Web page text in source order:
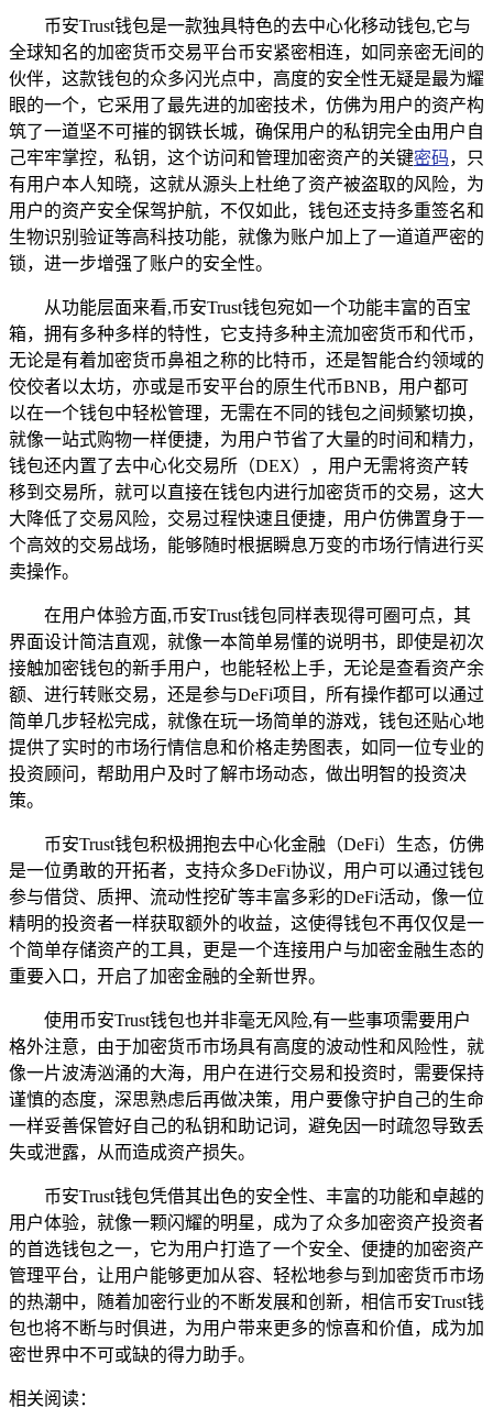
币安Trust钱包是一款独具特色的去中心化移动钱包,它与
全球知名的加密货币交易平台币安紧密相连，如同亲密无间的
伙伴，这款钱包的众多闪光点中，高度的安全性无疑是最为耀
眼的一个，它采用了最先进的加密技术，仿佛为用户的资产构
筑了一道坚不可摧的钢铁长城，确保用户的私钥完全由用户自
己牢牢掌控，私钥，这个访问和管理加密资产的关键密码，只
有用户本人知晓，这就从源头上杜绝了资产被盗取的风险，为
用户的资产安全保驾护航，不仅如此，钱包还支持多重签名和
生物识别验证等高科技功能，就像为账户加上了一道道严密的
锁，进一步增强了账户的安全性。
从功能层面来看,币安Trust钱包宛如一个功能丰富的百宝
箱，拥有多种多样的特性，它支持多种主流加密货币和代币，
无论是有着加密货币鼻祖之称的比特币，还是智能合约领域的
佼佼者以太坊，亦或是币安平台的原生代币BNB，用户都可
以在一个钱包中轻松管理，无需在不同的钱包之间频繁切换，
就像一站式购物一样便捷，为用户节省了大量的时间和精力，
钱包还内置了去中心化交易所（DEX），用户无需将资产转
移到交易所，就可以直接在钱包内进行加密货币的交易，这大
大降低了交易风险，交易过程快速且便捷，用户仿佛置身于一
个高效的交易战场，能够随时根据瞬息万变的市场行情进行买
卖操作。
在用户体验方面,币安Trust钱包同样表现得可圈可点，其
界面设计简洁直观，就像一本简单易懂的说明书，即使是初次
接触加密钱包的新手用户，也能轻松上手，无论是查看资产余
额、进行转账交易，还是参与DeFi项目，所有操作都可以通过
简单几步轻松完成，就像在玩一场简单的游戏，钱包还贴心地
提供了实时的市场行情信息和价格走势图表，如同一位专业的
投资顾问，帮助用户及时了解市场动态，做出明智的投资决
策。
币安Trust钱包积极拥抱去中心化金融（DeFi）生态，仿佛
是一位勇敢的开拓者，支持众多DeFi协议，用户可以通过钱包
参与借贷、质押、流动性挖矿等丰富多彩的DeFi活动，像一位
精明的投资者一样获取额外的收益，这使得钱包不再仅仅是一
个简单存储资产的工具，更是一个连接用户与加密金融生态的
重要入口，开启了加密金融的全新世界。
使用币安Trust钱包也并非毫无风险,有一些事项需要用户
格外注意，由于加密货币市场具有高度的波动性和风险性，就
像一片波涛汹涌的大海，用户在进行交易和投资时，需要保持
谨慎的态度，深思熟虑后再做决策，用户要像守护自己的生命
一样妥善保管好自己的私钥和助记词，避免因一时疏忽导致丢
失或泄露，从而造成资产损失。
币安Trust钱包凭借其出色的安全性、丰富的功能和卓越的
用户体验，就像一颗闪耀的明星，成为了众多加密资产投资者
的首选钱包之一，它为用户打造了一个安全、便捷的加密资产
管理平台，让用户能够更加从容、轻松地参与到加密货币市场
的热潮中，随着加密行业的不断发展和创新，相信币安Trust钱
包也将不断与时俱进，为用户带来更多的惊喜和价值，成为加
密世界中不可或缺的得力助手。
相关阅读：